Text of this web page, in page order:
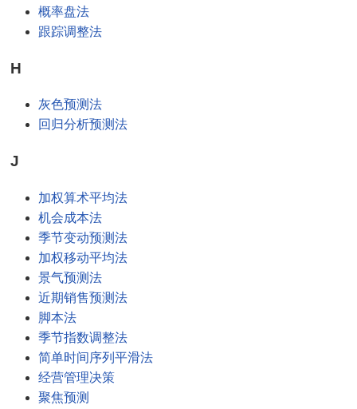
概率盘法
跟踪调整法
H
灰色预测法
回归分析预测法
J
加权算术平均法
机会成本法
季节变动预测法
加权移动平均法
景气预测法
近期销售预测法
脚本法
季节指数调整法
简单时间序列平滑法
经营管理决策
聚焦预测